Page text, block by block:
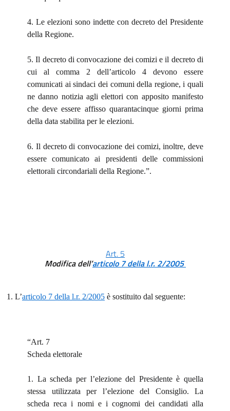
4. Le elezioni sono indette con decreto del Presidente
della Regione.
5. Il decreto di convocazione dei comizi e il decreto di
cui al comma 2 dell’articolo 4 devono essere
comunicati ai sindaci dei comuni della regione, i quali
ne danno notizia agli elettori con apposito manifesto
che deve essere affisso quarantacinque giorni prima
della data stabilita per le elezioni.
6. Il decreto di convocazione dei comizi, inoltre, deve
essere comunicato ai presidenti delle commissioni
elettorali circondariali della Regione.”.
Art. 5
Modifica dell’articolo 7 della l.r. 2/2005
1. L’articolo 7 della l.r. 2/2005 è sostituito dal seguente:
“Art. 7
Scheda elettorale
1. La scheda per l’elezione del Presidente è quella
stessa utilizzata per l’elezione del Consiglio. La
scheda reca i nomi e i cognomi dei candidati alla